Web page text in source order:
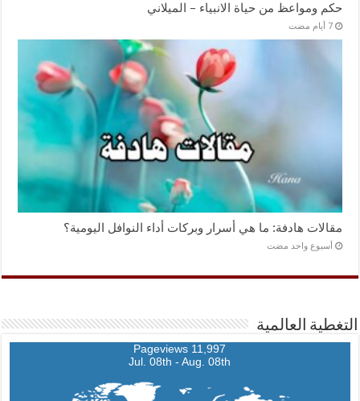
حكم ومواعظ من حياة الانبياء – الميلاني
‏7 أيام مضت
مقالات هادفة: ما هي أسرار وبركات أداء النوافل اليومية؟
‏أسبوع واحد مضت
التغطية العالمية
11,997 Pageviews
Jul. 08th - Aug. 08th